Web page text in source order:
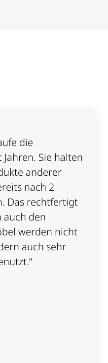
die
Sie halten
anderer
nach 2
Das rechtfertigt
auch den
werden nicht
auch sehr